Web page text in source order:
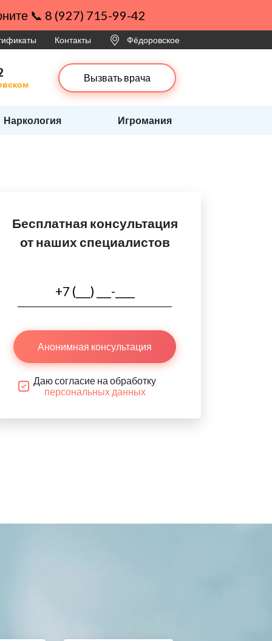
📞 8 (927) 715-99-42
Контакты Фёдоровское
Вызвать врача
Наркология Игромания
Бесплатная консультация
от наших специалистов
Анонимная консультация
Даю согласие на обработку
персональных данных